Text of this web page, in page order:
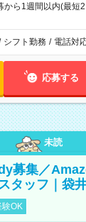
から1週間以内(最短
シフト勤務 / 電話対
応募する
未読
募集／
タッフ｜袋
験OK